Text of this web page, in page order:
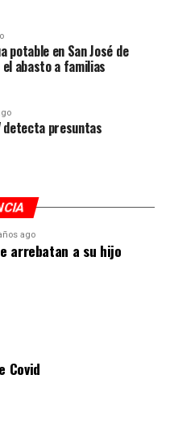
potable en San José de
abasto a familias
detecta presuntas
ago
arrebatan a su hijo
Covid